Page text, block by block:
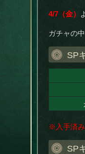
4/7（金）
ガチャの
SP
※入手済み
SP